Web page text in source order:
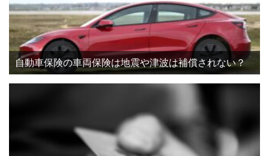
自動車保険の車両保険は地震や津波は補償されない？